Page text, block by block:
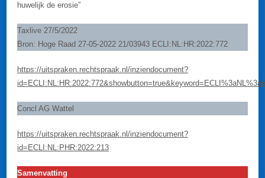
huwelijk de erosie”
Taxlive 27/5/2022
Bron: Hoge Raad 27-05-2022 21/03943 ECLI:NL:HR:2022:772
https://uitspraken.rechtspraak.nl/inziendocument?
Concl AG Wattel
https://uitspraken.rechtspraak.nl/inziendocument?
id=ECLI:NL:PHR:2022:213
Samenvatting